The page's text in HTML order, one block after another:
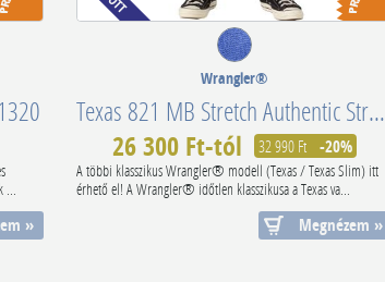
...
»
Wrangler®
Texas 821 MB Stretch Authentic Straight Stonewash W12133010-112126054
26 300 Ft-tól 32 990 Ft -20%
A többi klasszikus Wrangler® modell (Texas / Texas Slim) itt
érhető el! A Wrangler® időtlen klasszikusa a Texas va...
Megnézem »